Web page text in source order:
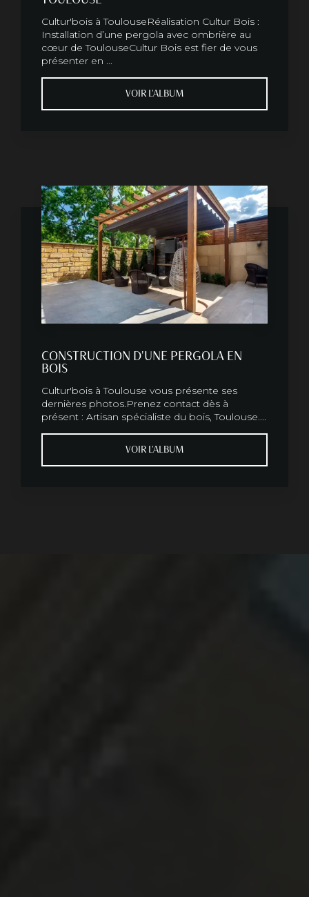
Cultur'bois à ToulouseRéalisation Cultur Bois :
Installation d’une pergola avec ombrière au
cœur de ToulouseCultur Bois est fier de vous
présenter en ...
VOIR L'ALBUM
CONSTRUCTION D'UNE PERGOLA EN
BOIS
Cultur'bois à Toulouse vous présente ses
dernières photos.Prenez contact dès à
présent : Artisan spécialiste du bois, Toulouse....
VOIR L'ALBUM